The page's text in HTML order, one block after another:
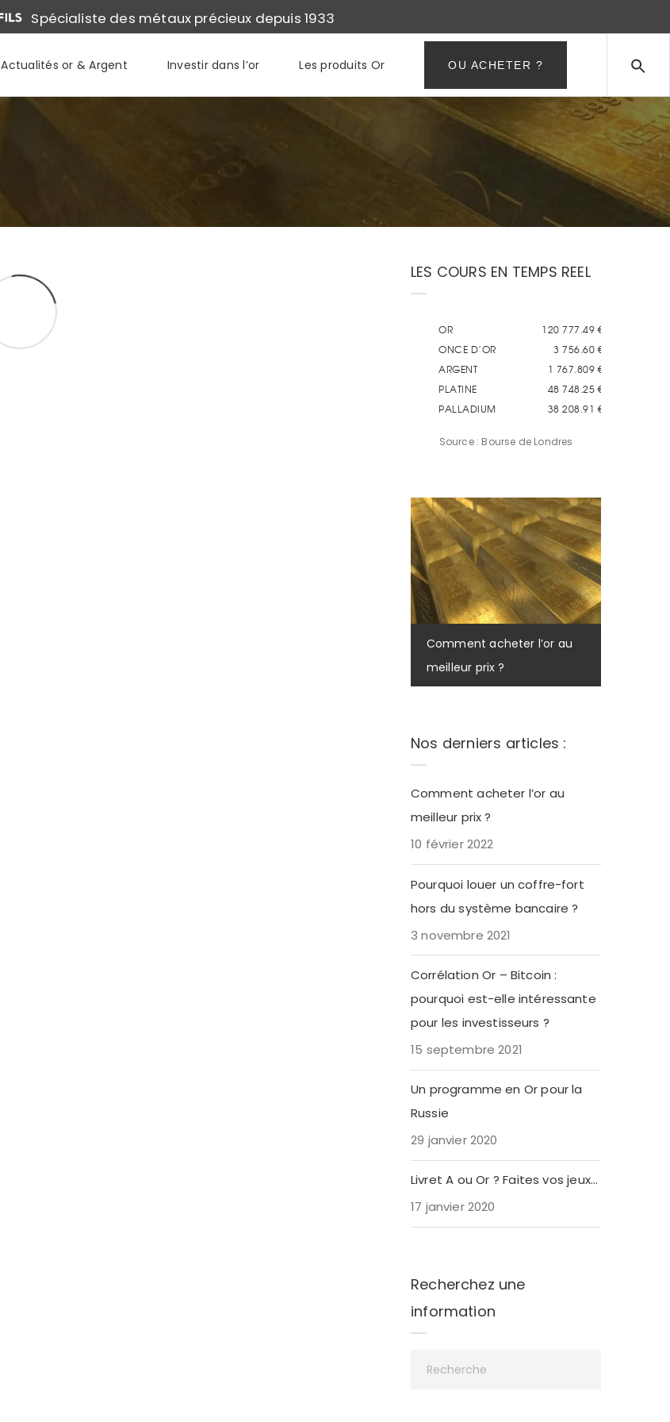
Spécialiste des métaux précieux depuis 1933
Actualités or & Argent Investir dans l’or Les produits Or OU ACHETER ?
LES COURS EN TEMPS REEL
Source : Bourse de Londres
Comment acheter l’or au
meilleur prix ?
Nos derniers articles :
Comment acheter l’or au
meilleur prix ?
10 février 2022
Pourquoi louer un coffre-fort
hors du système bancaire ?
3 novembre 2021
Corrélation Or – Bitcoin :
pourquoi est-elle intéressante
pour les investisseurs ?
15 septembre 2021
Un programme en Or pour la
Russie
29 janvier 2020
Livret A ou Or ? Faites vos jeux…
17 janvier 2020
Recherchez une
information